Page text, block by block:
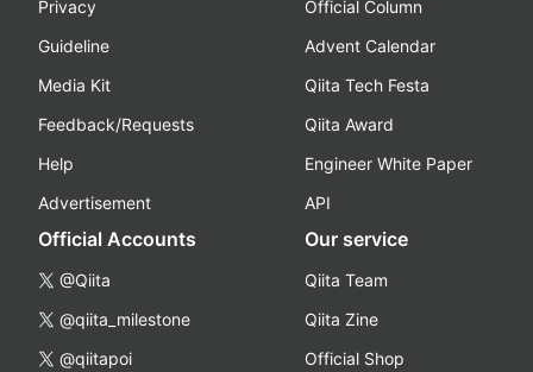
Privacy
Guideline
Media Kit
Feedback/Requests
Help
Advertisement
Official Column
Advent Calendar
Qiita Tech Festa
Qiita Award
Engineer White Paper
API
Official Accounts
@Qiita
@qiita_milestone
@qiitapoi
Our service
Qiita Team
Qiita Zine
Official Shop